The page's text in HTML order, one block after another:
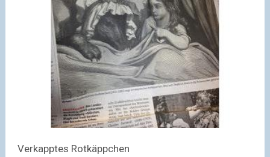
Verkapptes Rotkäppchen